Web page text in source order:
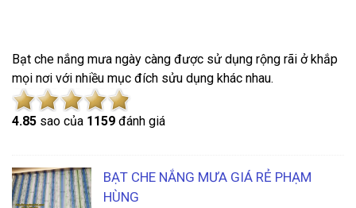
Bạt che nắng mưa ngày càng được sử dụng rộng rãi ở khắp
mọi nơi với nhiều mục đích sửu dụng khác nhau.
4.85 sao của 1159 đánh giá
BẠT CHE NẮNG MƯA GIÁ RẺ PHẠM
HÙNG